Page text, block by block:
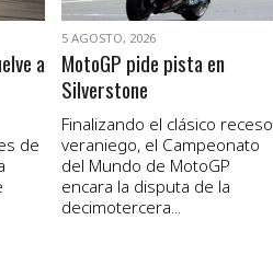
a
de
5 AGOSTO, 2026
MotoGP pide pista en
Silverstone
Finalizando el clásico receso
veraniego, el Campeonato
del Mundo de MotoGP
encara la disputa de la
decimotercera...